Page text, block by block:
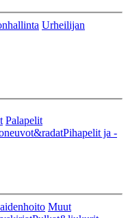
Urheilijan
Palapelit
Pihapelit ja -
Muut